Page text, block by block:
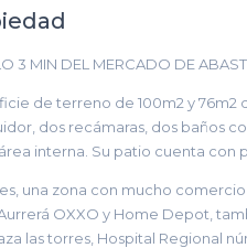
3 MIN DEL MERCADO DE
de terreno de 100m2 y 76m2
dos recámaras, dos baños
interna. Su patio cuenta con
una zona con mucho
OXXO y Home Depot,
las torres, Hospital Regional